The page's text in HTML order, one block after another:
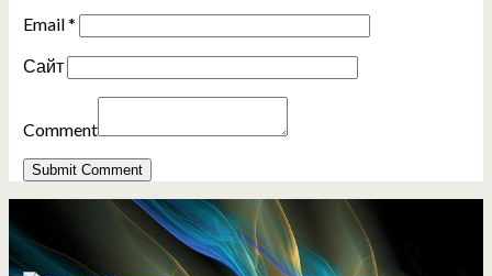
Email*
Сайт
Comment